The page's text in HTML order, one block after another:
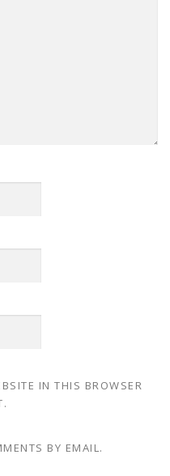
IN THIS BROWSER
BY EMAIL.